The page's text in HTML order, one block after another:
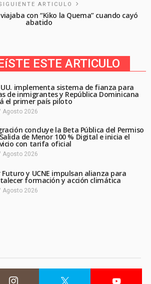
ARTICULO
con “Kiko la Quema” cuando cayó
abatido
ESTE ARTICULO
UU. implementa sistema de fianza para
de inmigrantes y República Dominicana
el primer país piloto
Agosto 2026
concluye la Beta Pública del Permiso
de Menor 100 % Digital e inicia el
con tarifa oficial
Agosto 2026
Futuro y UCNE impulsan alianza para
formación y acción climática
Agosto 2026